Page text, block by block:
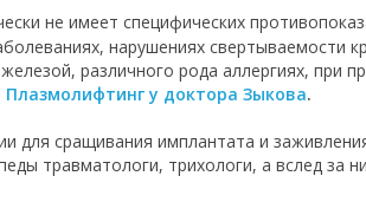
не имеет специфических
нарушениях свертываемости
различного рода аллергиях, при
Плазмолифтинг у доктора Зыкова.
для сращивания имплантата и
травматологи, трихологи, а вслед за